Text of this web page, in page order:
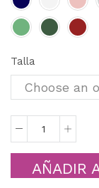
Talla
AÑADIR